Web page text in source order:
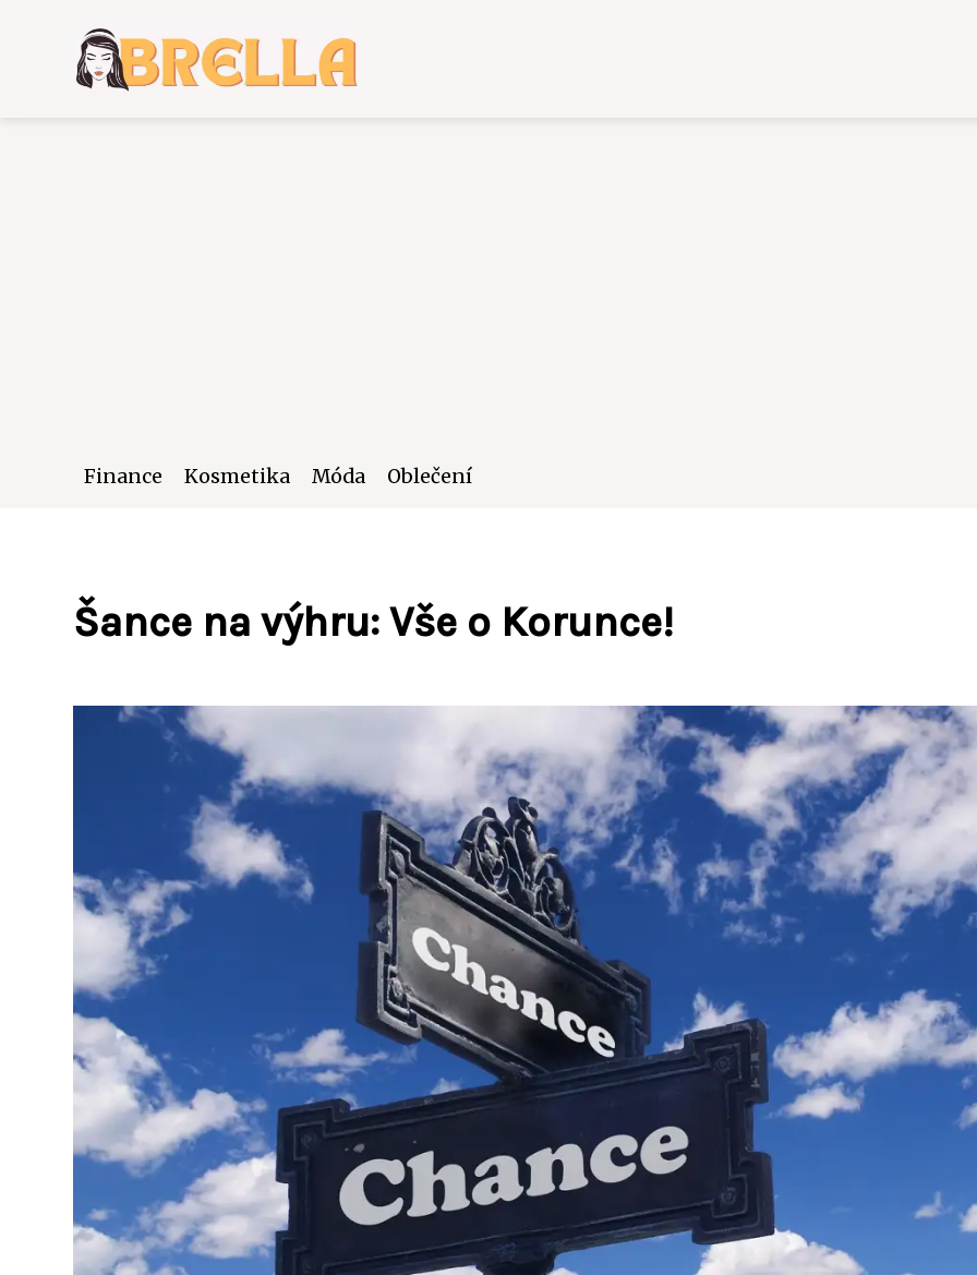
Finance Kosmetika Móda Oblečení
Šance na výhru: Vše o Korunce!